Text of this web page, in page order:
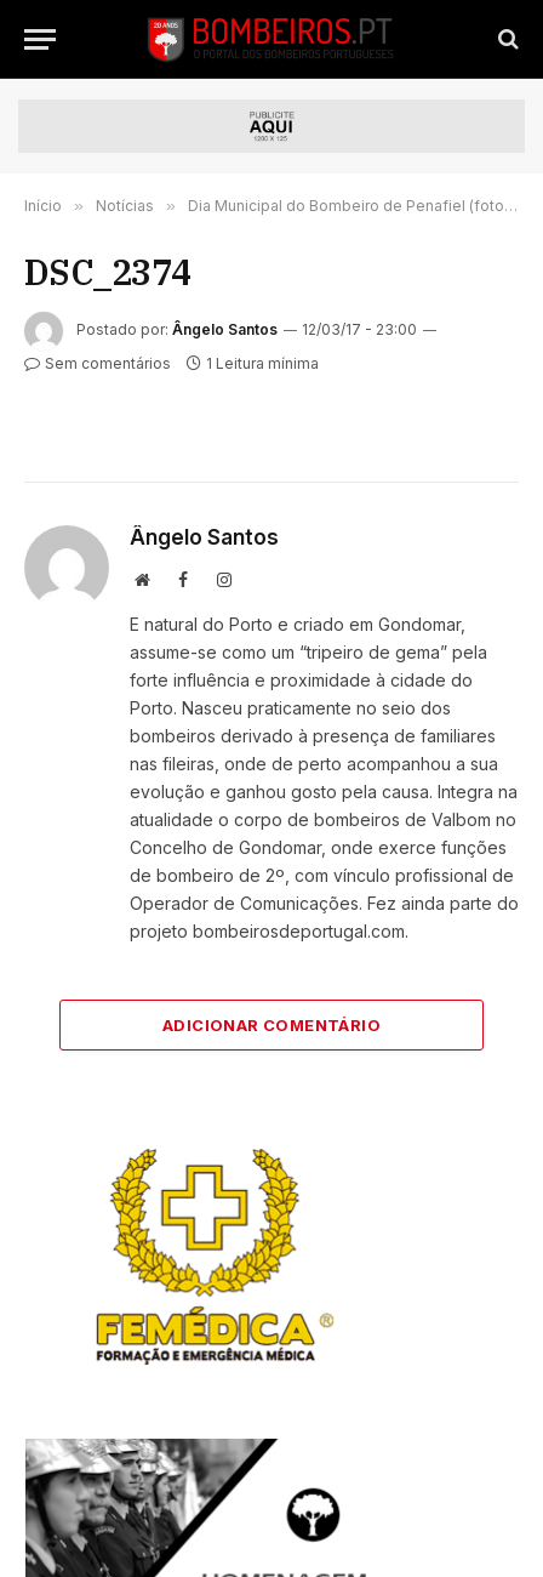
Início » Notícias » Dia Municipal do Bombeiro de Penafiel (fotorreportagem)
DSC_2374
Postado por: Ângelo Santos
12/03/17 - 23:00
Sem comentários
1 Leitura mínima
Ângelo Santos
WebsiteFacebookInstagram
E natural do Porto e criado em Gondomar,
assume-se como um “tripeiro de gema” pela
forte influência e proximidade à cidade do
Porto. Nasceu praticamente no seio dos
bombeiros derivado à presença de familiares
nas fileiras, onde de perto acompanhou a sua
evolução e ganhou gosto pela causa. Integra na
atualidade o corpo de bombeiros de Valbom no
Concelho de Gondomar, onde exerce funções
de bombeiro de 2º, com vínculo profissional de
Operador de Comunicações. Fez ainda parte do
projeto bombeirosdeportugal.com.
ADICIONAR COMENTÁRIO